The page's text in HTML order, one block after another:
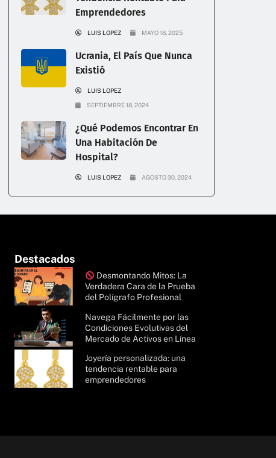
Emprendedores
LUIS LOPEZ MAYO 18, 2025
Ucrania, El País Que Nunca
Existió
LUIS LOPEZ
SEPTIEMBRE 18, 2024
¿Qué Podemos Encontrar En
Una Habitación De
Hospital?
LUIS LOPEZ AGOSTO 30, 2024
Destacados
Desmontando Mitos: La
Verdadera Cara de la Prueba
del Polígrafo Profesional
Navega Fácilmente por las
Condiciones Evolutivas del
Mercado de Activos en Línea
Joyería personalizada: una
tendencia rentable para
emprendedores